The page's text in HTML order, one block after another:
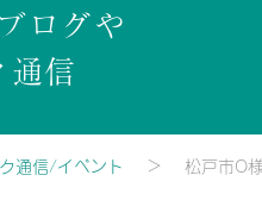
ログや
通信
通信/イベント 松戸市O